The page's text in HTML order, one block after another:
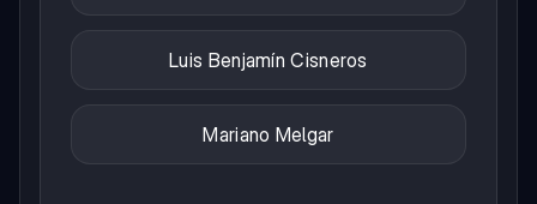
Luis Benjamín Cisneros
Mariano Melgar